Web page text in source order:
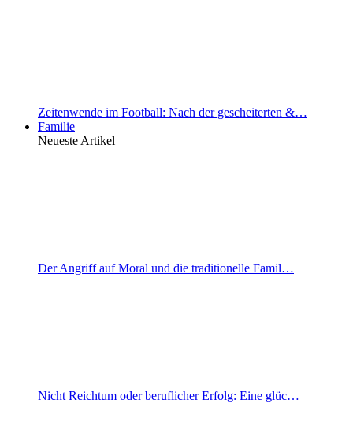
Zeitenwende im Football: Nach der gescheiterten &…
Familie
Neueste Artikel
Der Angriff auf Moral und die traditionelle Famil…
Nicht Reichtum oder beruflicher Erfolg: Eine glüc…